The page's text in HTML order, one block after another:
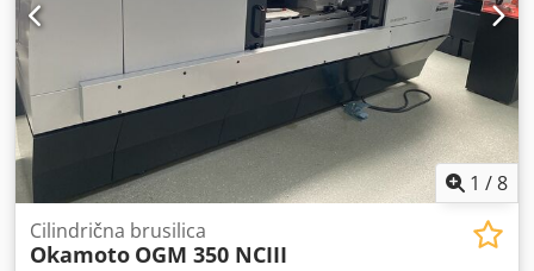
1 /8
Cilindrična brusilica
Okamoto OGM 350 NCIII